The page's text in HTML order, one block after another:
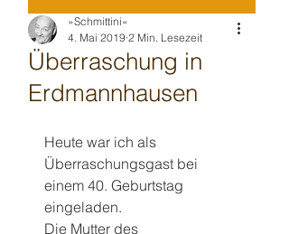
Überraschung in
Erdmannhausen
»Schmittini«
4. Mai 2019 2 Min. Lesezeit
Heute war ich als
Überraschungsgast bei
einem 40. Geburtstag
eingeladen.
Die Mutter des